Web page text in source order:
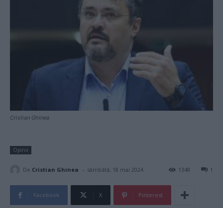
Cristian Ghinea
Opinii
De Cristian Ghinea - sâmbătă, 18 mai 2024 1
1348
Facebook X Pinterest